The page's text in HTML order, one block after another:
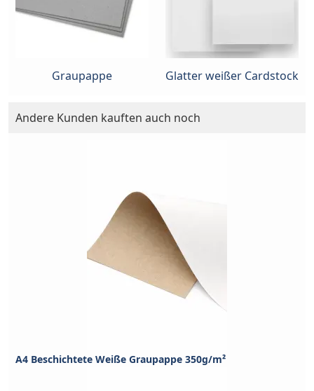
Graupappe Glatter weißer Cardstock
Andere Kunden kauften auch noch
A4 Beschichtete Weiße Graupappe 350g/m²